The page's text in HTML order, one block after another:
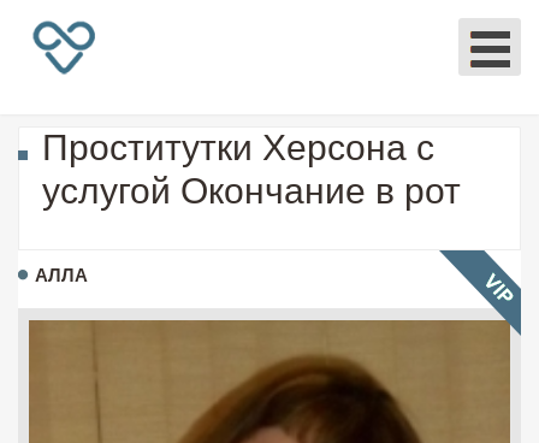
Проститутки Херсона с
услугой Окончание в рот
АЛЛА